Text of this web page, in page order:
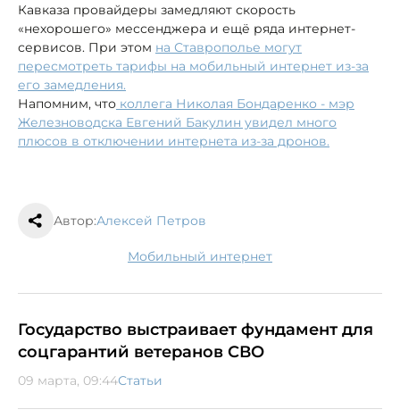
Кавказа провайдеры замедляют скорость
«нехорошего» мессенджера и ещё ряда интернет-
сервисов. При этом на Ставрополье могут
пересмотреть тарифы на мобильный интернет из-за
его замедления.
Напомним, что коллега Николая Бондаренко - мэр
Железноводска Евгений Бакулин увидел много
плюсов в отключении интернета из-за дронов.
Автор:Алексей Петров
мобильный интернет
Государство выстраивает фундамент для
соцгарантий ветеранов СВО
09 марта, 09:44Статьи